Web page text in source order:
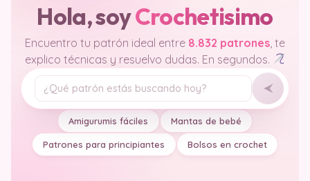
Hola, soyCrochetisimo
Encuentro tu patrón ideal entre 8.832 patrones , te
explico técnicas y resuelvo dudas. En segundos.
Tu pregunta
Amigurumis fáciles Mantas de bebé
Patrones para principiantes Bolsos en crochet